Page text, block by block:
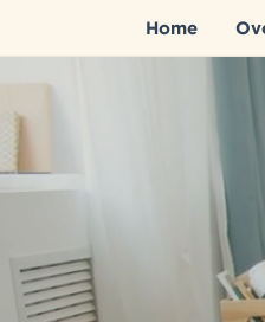
Home